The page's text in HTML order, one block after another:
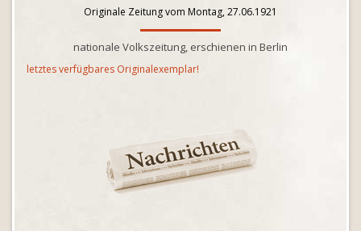
Originale Zeitung vom Montag, 27.06.1921
nationale Volkszeitung, erschienen in Berlin
letztes verfügbares Originalexemplar!